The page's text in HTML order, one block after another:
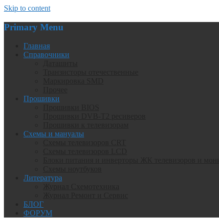
Skip to content
Primary Menu
Главная
Справочники
Прошивки
Схемы и мануалы
Литература
БЛОГ
ФОРУМ